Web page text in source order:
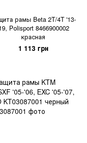
рамы Beta 2T/4T '13-
Polisport 8466900002
красная
1 113 грн